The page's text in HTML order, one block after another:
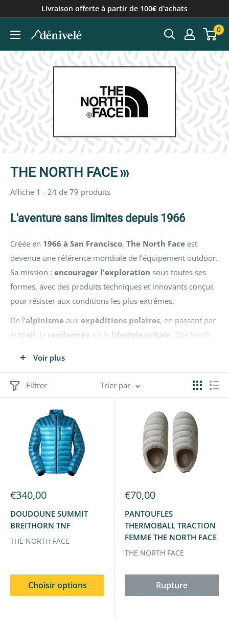
au
contenu
Livraison offerte à partir de 100€ d'achats
0
THE NORTH FACE
Affiche 1 - 24 de 79 produits
L'aventure sans limites depuis 1966
Créée en 1966 à San Francisco, The North Face est
devenue une référence mondiale de l’équipement outdoor.
Sa mission : encourager l'exploration sous toutes ses
formes, avec des produits techniques et innovants conçus
pour résister aux conditions les plus extrêmes.
De l’alpinisme aux expéditions polaires, en passant par
le trail , la randonnée ou le lifestyle urbain , The North
quotidien avec des vêtements et accessoires alliant
Engagée dans une démarche plus responsable, la marque
développe activement des matériaux recyclés et s’investit
dans la protection de l’environnement.
Chez Dénivelé et Espace montagne Lyon,
nous avons
sélectionné pour vous le meilleur de The North Face, pour
vous accompagner dans toutes vos aventures, en
Voir plus
Filtrer Trier par
€340,00
DOUDOUNE SUMMIT
BREITHORN TNF
THE NORTH FACE
Choisir options
€70,00
PANTOUFLES
THERMOBALL TRACTION
FEMME THE NORTH FACE
THE NORTH FACE
Rupture